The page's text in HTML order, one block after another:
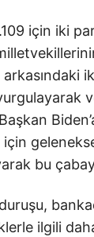
için iki
arkasındaki
Başkan
için
bu
duruşu,
ilgili